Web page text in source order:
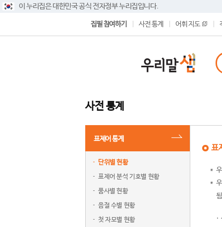
이 누리집은 대한민국 공식 전자정부 누리집입니다.
집필 참여하기 사전 통계 어휘 지도
사전 통계
표제어 통계
단위별 현황
표제어 분석 기호별 현황
품사별 현황
음절 수별 현황
첫 자모별 현황
표